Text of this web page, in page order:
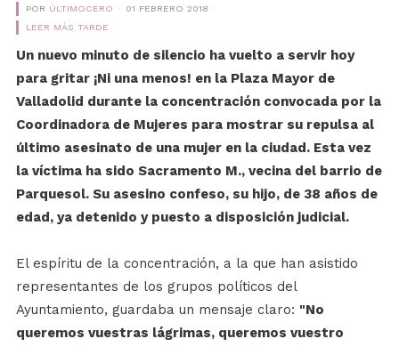
POR ÚLTIMOCERO
01 FEBRERO 2018
LEER MÁS TARDE
Un nuevo minuto de silencio ha vuelto a servir hoy
para gritar ¡Ni una menos! en la Plaza Mayor de
Valladolid durante la concentración convocada por la
Coordinadora de Mujeres para mostrar su repulsa al
último asesinato de una mujer en la ciudad. Esta vez
la víctima ha sido Sacramento M., vecina del barrio de
Parquesol. Su asesino confeso, su hijo, de 38 años de
edad, ya detenido y puesto a disposición judicial.
El espíritu de la concentración, a la que han asistido
representantes de los grupos políticos del
Ayuntamiento, guardaba un mensaje claro: "No
queremos vuestras lágrimas, queremos vuestro